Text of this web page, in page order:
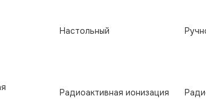
Настольный
Радиоактивная ионизация